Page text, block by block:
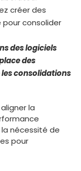
créer des
consolider
des logiciels
des
consolidations
la
nécessité de
pour